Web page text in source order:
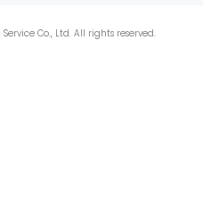
Co., Ltd. All rights reserved.